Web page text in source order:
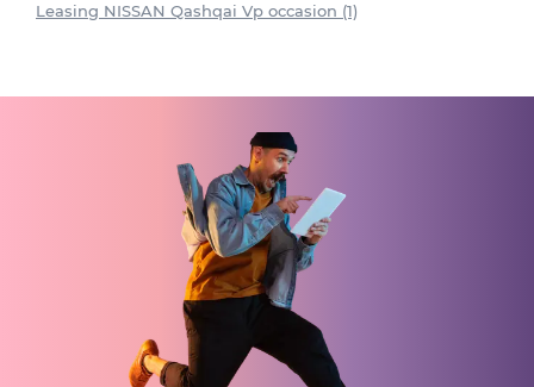
Leasing NISSAN Qashqai Vp occasion (1)